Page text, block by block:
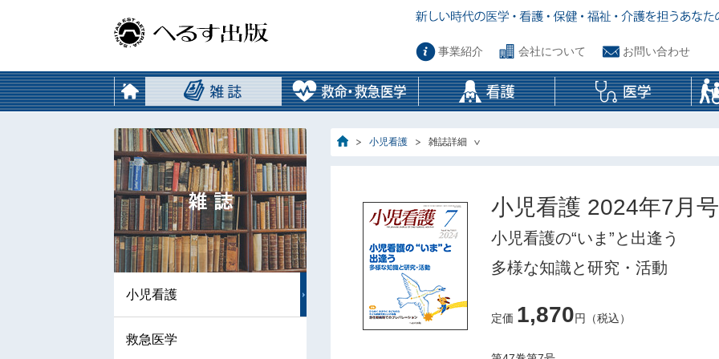
事業紹介 会社について お問い合わせ
小児看護 雑誌詳細
小児看護 2024年7月号
小児看護の“いま”と出逢う
多様な知識と研究・活動
定価 1,870円（税込）
小児看護
救急医学